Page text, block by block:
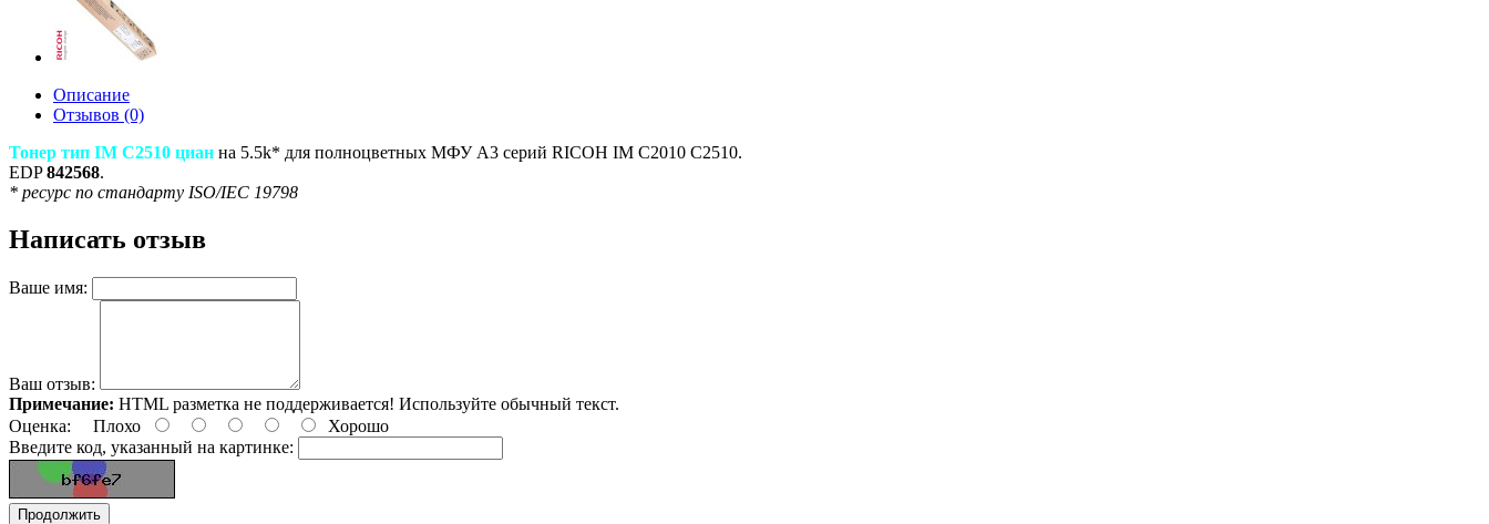
Описание
Отзывов (0)
Тонер тип IM C2510 циан на 5.5k* для полноцветных МФУ A3 серий RICOH IM C2010 C2510.
EDP842568.
* ресурс по стандарту ISO/IEC 19798
Написать отзыв
Ваше имя:
Ваш отзыв:
Примечание: HTML разметка не поддерживается! Используйте обычный текст.
Оценка: Плохо
Хорошо
Введите код, указанный на картинке:
Продолжить